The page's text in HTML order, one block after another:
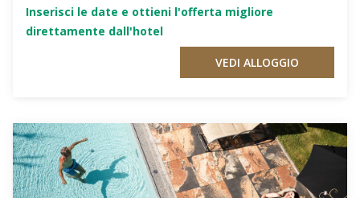
Inserisci le date e ottieni l'offerta migliore
direttamente dall'hotel
VEDI ALLOGGIO